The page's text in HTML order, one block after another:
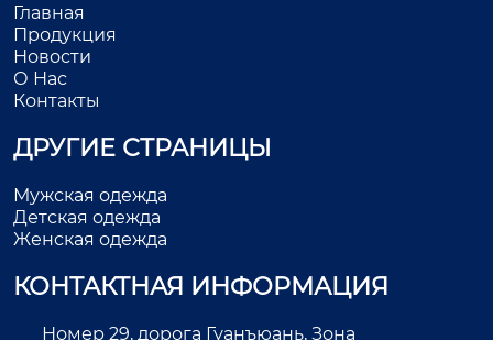
Главная
Продукция
Новости
О Нас
Контакты
ДРУГИЕ СТРАНИЦЫ
Мужская одежда
Детская одежда
Женская одежда
КОНТАКТНАЯ ИНФОРМАЦИЯ
Номер 29, дорога Гуанъюань, Зона